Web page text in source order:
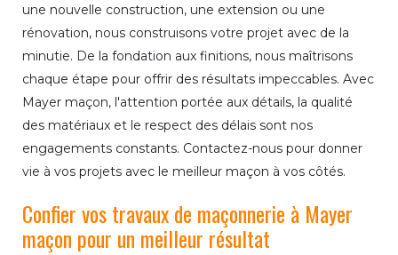
une nouvelle construction, une extension ou une
rénovation, nous construisons votre projet avec de la
minutie. De la fondation aux finitions, nous maîtrisons
chaque étape pour offrir des résultats impeccables. Avec
Mayer maçon, l'attention portée aux détails, la qualité
des matériaux et le respect des délais sont nos
engagements constants. Contactez-nous pour donner
vie à vos projets avec le meilleur maçon à vos côtés.
Confier vos travaux de maçonnerie à Mayer
maçon pour un meilleur résultat